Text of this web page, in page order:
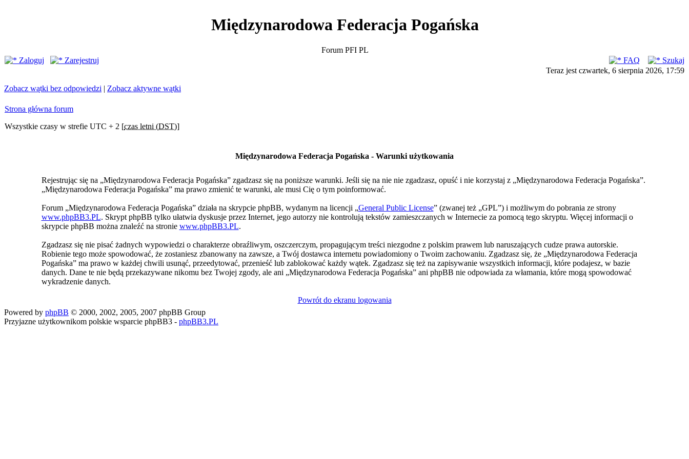
Międzynarodowa Federacja Pogańska
Forum PFI PL
Zaloguj
Zarejestruj FAQ
Szukaj
Teraz jest czwartek, 6 sierpnia 2026, 17:59
Zobacz wątki bez odpowiedzi | Zobacz aktywne wątki
Strona główna forum
Wszystkie czasy w strefie UTC + 2 [czas letni (DST)]
Międzynarodowa Federacja Pogańska - Warunki użytkowania
Rejestrując się na „Międzynarodowa Federacja Pogańska” zgadzasz się na poniższe warunki. Jeśli się na nie nie zgadzasz, opuść i nie korzystaj z „Międzynarodowa Federacja Pogańska”.
„Międzynarodowa Federacja Pogańska” ma prawo zmienić te warunki, ale musi Cię o tym poinformować.
Forum „Międzynarodowa Federacja Pogańska” działa na skrypcie phpBB, wydanym na licencji „General Public License” (zwanej też „GPL”) i możliwym do pobrania ze strony
www.phpBB3.PL. Skrypt phpBB tylko ułatwia dyskusje przez Internet, jego autorzy nie kontrolują tekstów zamieszczanych w Internecie za pomocą tego skryptu. Więcej informacji o
skrypcie phpBB można znaleźć na stronie www.phpBB3.PL.
Zgadzasz się nie pisać żadnych wypowiedzi o charakterze obraźliwym, oszczerczym, propagującym treści niezgodne z polskim prawem lub naruszających cudze prawa autorskie.
Robienie tego może spowodować, że zostaniesz zbanowany na zawsze, a Twój dostawca internetu powiadomiony o Twoim zachowaniu. Zgadzasz się, że „Międzynarodowa Federacja
Pogańska” ma prawo w każdej chwili usunąć, przeedytować, przenieść lub zablokować każdy wątek. Zgadzasz się też na zapisywanie wszystkich informacji, które podajesz, w bazie
danych. Dane te nie będą przekazywane nikomu bez Twojej zgody, ale ani „Międzynarodowa Federacja Pogańska” ani phpBB nie odpowiada za włamania, które mogą spowodować
wykradzenie danych.
Powrót do ekranu logowania
Powered by phpBB © 2000, 2002, 2005, 2007 phpBB Group
Przyjazne użytkownikom polskie wsparcie phpBB3 - phpBB3.PL